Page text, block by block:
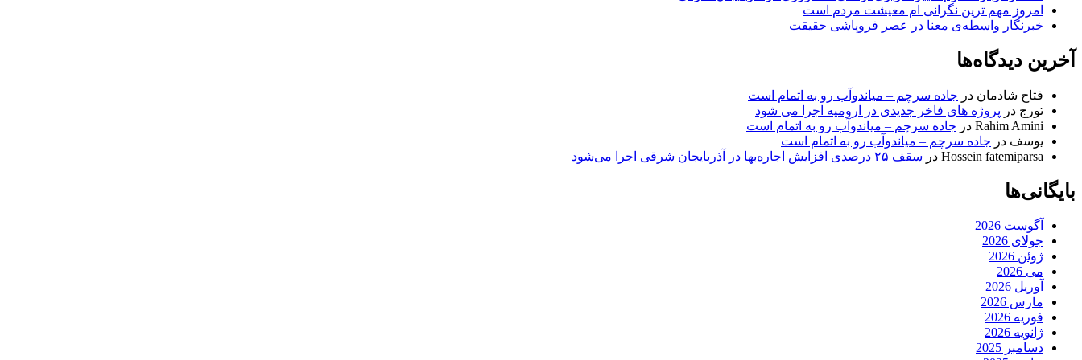
امروز مهم‌ ترین نگرانی‌ ام معیشت مردم است
خبرنگار واسطه‌ی معنا در عصر فروپاشی حقیقت
آخرین دیدگاه‌ها
فتاح شادمان در جاده سرچم – میاندوآب رو به اتمام است
تورج در پروژه های فاخر جدیدی در ارومیه اجرا می شود
Rahim Amini در جاده سرچم – میاندوآب رو به اتمام است
یوسف در جاده سرچم – میاندوآب رو به اتمام است
Hossein fatemiparsa در سقف ۲۵ درصدی افزایش اجاره‌بها در آذربایجان شرقی اجرا می‌شود
بایگانی‌ها
آگوست 2026
جولای 2026
ژوئن 2026
می 2026
آوریل 2026
مارس 2026
فوریه 2026
ژانویه 2026
دسامبر 2025